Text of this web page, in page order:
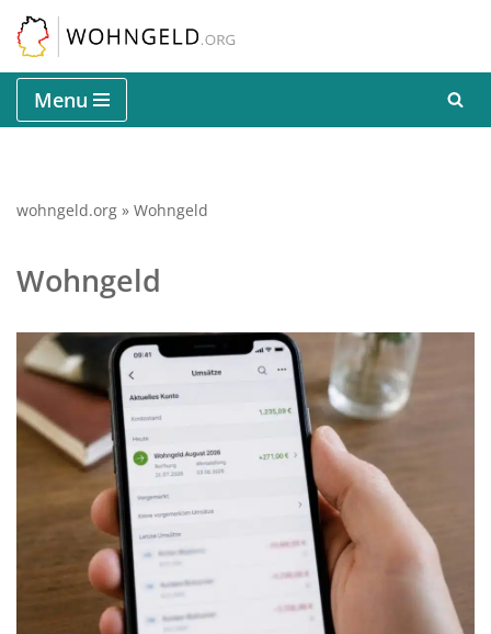
Zum
Inhalt
springen
Menu
wohngeld.org » Wohngeld
Wohngeld